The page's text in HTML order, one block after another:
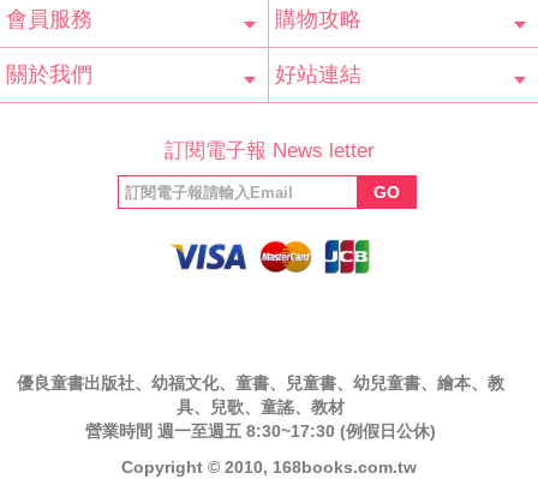
會員服務
會員辨法
客服信箱
隱私條款
網站導覽
購物攻略
常見問題
購物說明
訂單查詢
關於我們 好站連結
福利協會
絲專頁
訂閱電子報 News letter
GO
優良童書出版社、幼福文化、童書、兒童書、幼兒童書、繪本、教
具、兒歌、童謠、教材
營業時間 週一至週五 8:30~17:30 (例假日公休)
Copyright © 2010, 168books.com.tw